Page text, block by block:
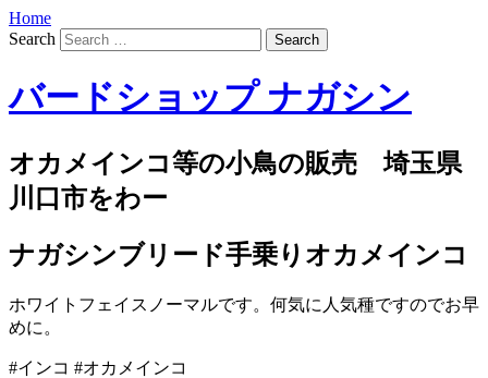
Home
Search
バードショップ ナガシン
オカメインコ等の小鳥の販売 埼玉県
川口市をわー
ナガシンブリード手乗りオカメインコ
ホワイトフェイスノーマルです。何気に人気種ですのでお早
めに。
#インコ #オカメインコ